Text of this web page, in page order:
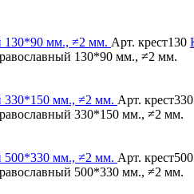
Арт. крест130
130*90 мм., ≠2 мм.
Арт. крест330
330*150 мм., ≠2 мм.
Арт. крест500
500*330 мм., ≠2 мм.